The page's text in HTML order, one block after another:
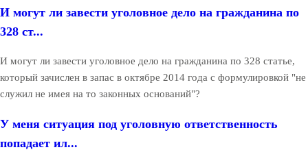
И могут ли завести уголовное дело на гражданина по
328 ст...
И могут ли завести уголовное дело на гражданина по 328 статье,
который зачислен в запас в октябре 2014 года с формулировкой "не
служил не имея на то законных оснований"?
У меня ситуация под уголовную ответственность
попадает ил...